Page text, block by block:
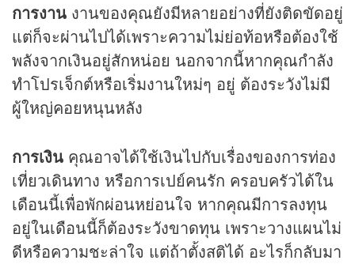
การงาน งานของคุณยังมีหลายอย่างที่ยังติดขัดอยู่
แต่ก็จะผ่านไปได้เพราะความไม่ย่อท้อหรือต้องใช้
พลังจากเงินอยู่สักหน่อย นอกจากนี้หากคุณกำลัง
ทำโปรเจ็กต์หรือเริ่มงานใหม่ๆ อยู่ ต้องระวังไม่มี
ผู้ใหญ่คอยหนุนหลัง
การเงิน คุณอาจได้ใช้เงินไปกับเรื่องของการท่อง
เที่ยวเดินทาง หรือการเปย์คนรัก ครอบครัวได้ใน
เดือนนี้เพื่อพักผ่อนหย่อนใจ หากคุณมีการลงทุน
อยู่ในเดือนนี้ก็ต้องระวังขาดทุน เพราะวางแผนไม่
ดีหรือความชะล่าใจ แต่ถ้าตั้งสติได้ อะไรก็กลับมา